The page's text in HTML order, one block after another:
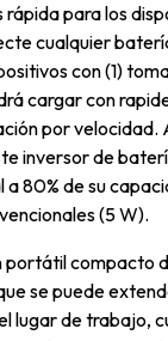
para los
cualquier
con (1)
cargar con
por
inversor de
80% de su
(5 W).
portátil compacto
se puede
lugar de trabajo,